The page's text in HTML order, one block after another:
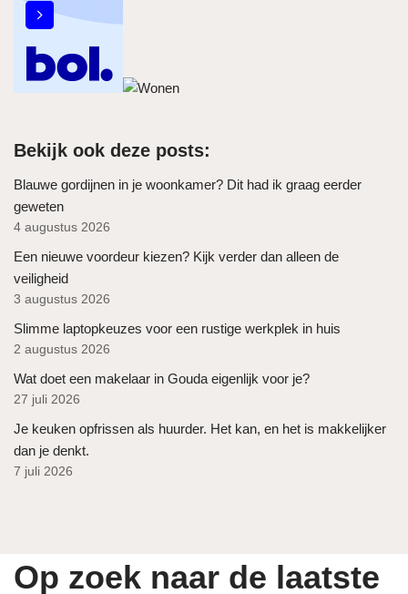
Bekijk ook deze posts:
Blauwe gordijnen in je woonkamer? Dit had ik graag eerder
geweten
4 augustus 2026
Een nieuwe voordeur kiezen? Kijk verder dan alleen de
veiligheid
3 augustus 2026
Slimme laptopkeuzes voor een rustige werkplek in huis
2 augustus 2026
Wat doet een makelaar in Gouda eigenlijk voor je?
27 juli 2026
Je keuken opfrissen als huurder. Het kan, en het is makkelijker
dan je denkt.
7 juli 2026
Op zoek naar de laatste